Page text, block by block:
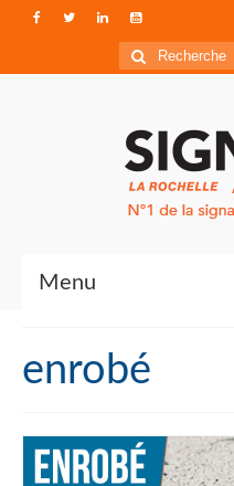
Rechercher
:
Menu
Qui sommes-nous ?
Accéder à Signals
enrobé